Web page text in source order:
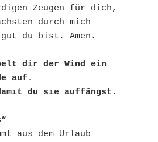
Zeugen für dich,
durch mich
du bist. Amen.
dir der Wind ein
auf.
du sie auffängst.
aus dem Urlaub